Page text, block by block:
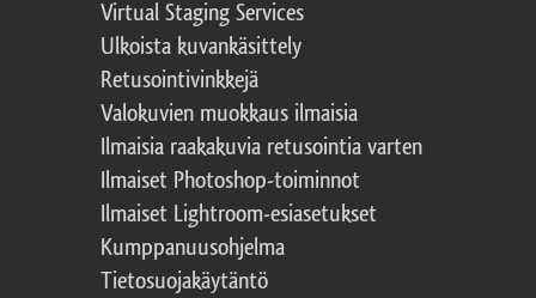
Virtual Staging Services
Ulkoista kuvankäsittely
Retusointivinkkejä
Valokuvien muokkaus ilmaisia
Ilmaisia raakakuvia retusointia varten
Ilmaiset Photoshop-toiminnot
Ilmaiset Lightroom-esiasetukset
Kumppanuusohjelma
Tietosuojakäytäntö